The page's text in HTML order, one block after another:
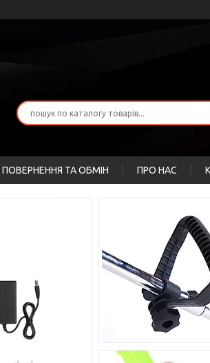
ПОВЕРНЕННЯ ТА ОБМІН ПРО НАС